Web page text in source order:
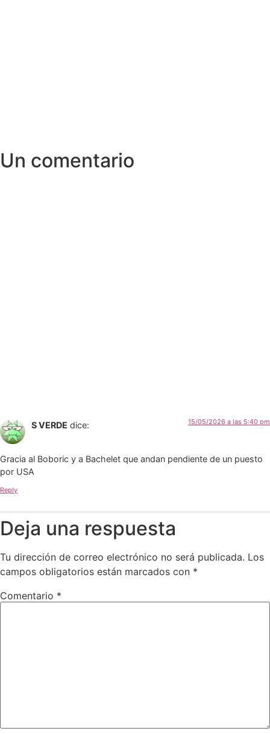
Un comentario
S VERDE dice: 15/05/2026 a las 5:40 pm
Gracia al Boboric y a Bachelet que andan pendiente de un puesto
por USA
Reply
Deja una respuesta
Tu dirección de correo electrónico no será publicada. Los
campos obligatorios están marcados con *
Comentario *